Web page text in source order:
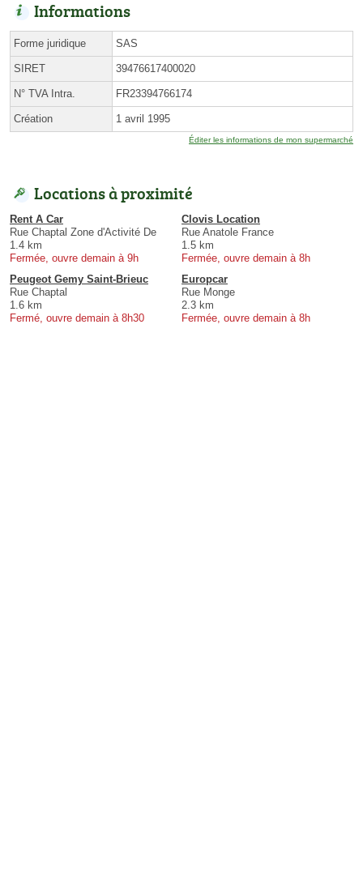
Informations
Forme juridique SAS
SIRET 39476617400020
N° TVA Intra. FR23394766174
Création 1 avril 1995
Éditer les informations de mon supermarché
Locations à proximité
Rent A Car
Rue Chaptal Zone d'Activité De
1.4 km
Fermée, ouvre demain à 9h
Clovis Location
Rue Anatole France
1.5 km
Fermée, ouvre demain à 8h
Peugeot Gemy Saint-Brieuc
Rue Chaptal
1.6 km
Fermé, ouvre demain à 8h30
Europcar
Rue Monge
2.3 km
Fermée, ouvre demain à 8h